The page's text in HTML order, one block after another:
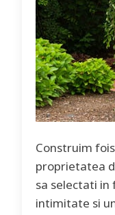
Construim
proprietatea
sa selectati in
intimitate si